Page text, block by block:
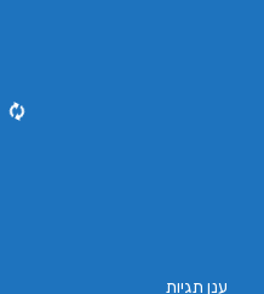
ענן תגיות